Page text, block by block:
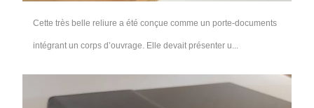
Cette très belle reliure a été conçue comme un porte-documents
intégrant un corps d’ouvrage. Elle devait présenter u...